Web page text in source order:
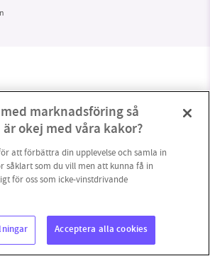
© Supermiljöbloggen
marknadsföring så
okej med våra kakor?
att förbättra din upplevelse och samla in
såklart som du vill men att kunna få in
för oss som icke-vinstdrivande
Acceptera alla cookies